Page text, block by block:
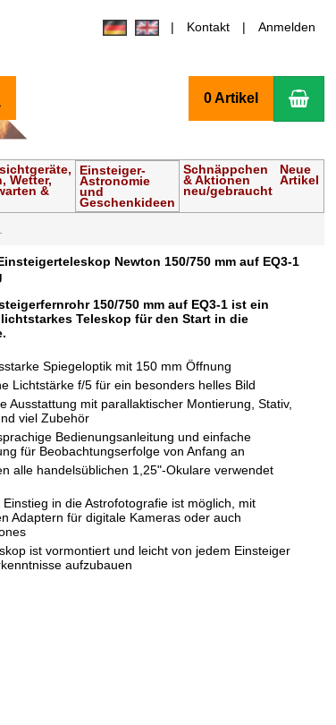
Kontakt Anmelden
0 Artikel
Wetter,
&
Einsteiger-
Astronomie
und
Geschenkideen
Schnäppchen
& Aktionen
neu/gebraucht
Neue
Artikel
Newton 150/750 mm auf EQ3-1
150/750 mm auf EQ3-1 ist ein
Teleskop für den Start in die
Spiegeloptik mit 150 mm Öffnung
Lichtstärke f/5 für ein besonders helles Bild
Ausstattung mit parallaktischer Montierung, Stativ,
viel Zubehör
Bedienungsanleitung und einfache
für Beobachtungserfolge von Anfang an
alle handelsüblichen 1,25"-Okulare verwendet
in die Astrofotografie ist möglich, mit
Adaptern für digitale Kameras oder auch
ist vormontiert und leicht von jedem Einsteiger
aufzubauen